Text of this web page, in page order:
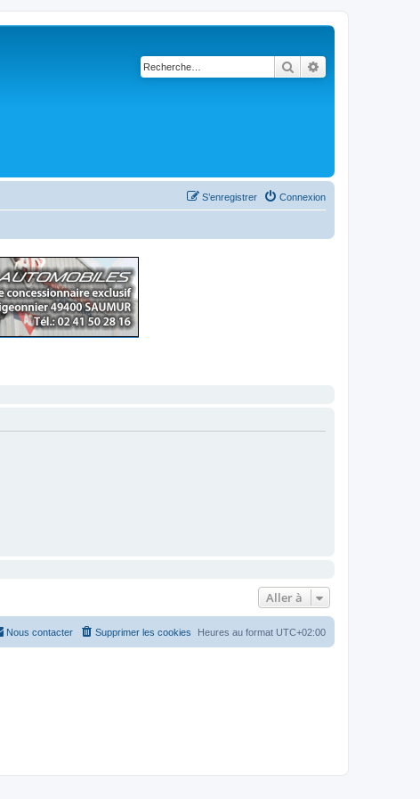
Rechercher
Connexion
S’enregistrer
Aller à
Heures au format UTC+02:00
Supprimer les cookies
Nous contacter